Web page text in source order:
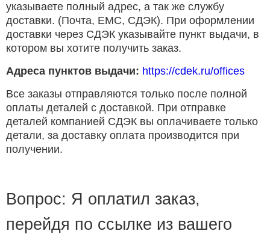
указываете полный адрес, а так же службу
доставки. (Почта, ЕМС, СДЭК). При оформлении
доставки через СДЭК указывайте пункт выдачи, в
котором вы хотите получить заказ.
Адреса пунктов выдачи: https://cdek.ru/offices
Все заказы отправляются только после полной
оплаты деталей с доставкой. При отправке
деталей компанией СДЭК вы оплачиваете только
детали, за доставку оплата производится при
получении.
Вопрос: Я оплатил заказ,
перейдя по ссылке из вашего